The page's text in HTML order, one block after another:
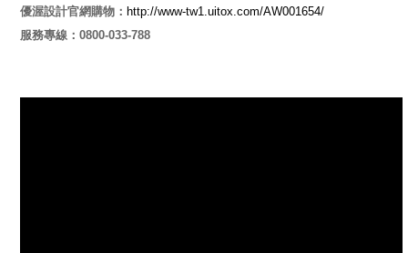
優渥設計官網購物： http://www-tw1.uitox.com/AW001654/
服務專線：0800-033-788